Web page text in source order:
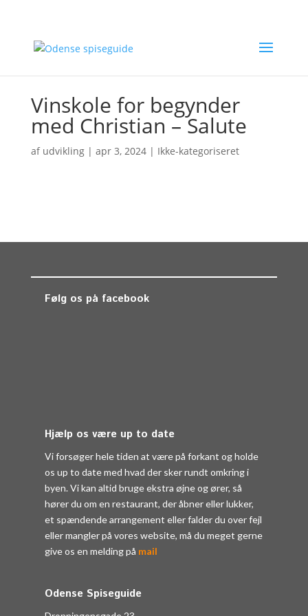
Vinskole for begynder
med Christian – Salute
af udvikling| apr 3, 2024| Ikke-kategoriseret
Følg os på facebook
Hjælp os være up to date
Vi forsøger hele tiden at være på forkant og holde
os up to date med hvad der sker rundt omkring i
byen. Vi kan altid bruge ekstra øjne og ører, så
hører du om en restaurant, der åbner eller lukker,
et spændende arrangement eller falder du over fejl
eller mangler på vores website, må du meget gerne
give os en melding på mail
Odense Spiseguide